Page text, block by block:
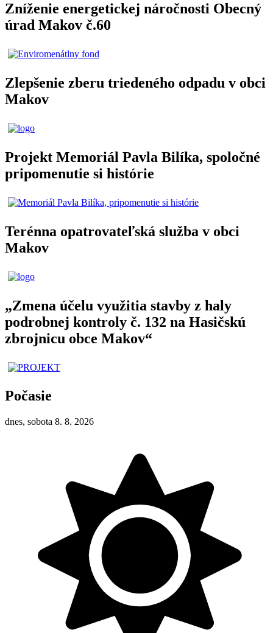
Zníženie energetickej náročnosti Obecný
úrad Makov č.60
Zlepšenie zberu triedeného odpadu v obci
Makov
Projekt Memoriál Pavla Bilíka, spoločné
pripomenutie si histórie
Terénna opatrovateľská služba v obci
Makov
„Zmena účelu využitia stavby z haly
podrobnej kontroly č. 132 na Hasičskú
zbrojnicu obce Makov“
Počasie
dnes, sobota 8. 8. 2026